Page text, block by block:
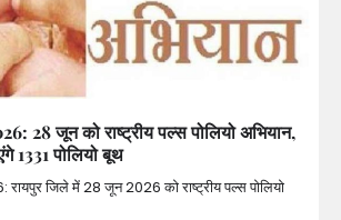
28 जून को राष्ट्रीय पल्स पोलियो अभियान,
1331 पोलियो बूथ
जिले में 28 जून 2026 को राष्ट्रीय पल्स पोलियो